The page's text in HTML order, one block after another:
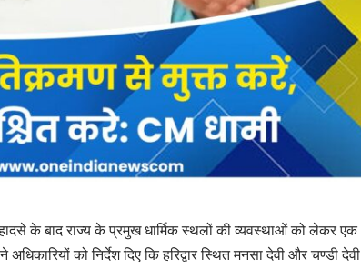
के बाद राज्य के प्रमुख धार्मिक स्थलों की व्यवस्थाओं को लेकर एक
को निर्देश दिए कि हरिद्वार स्थित मनसा देवी और चण्डी देवी